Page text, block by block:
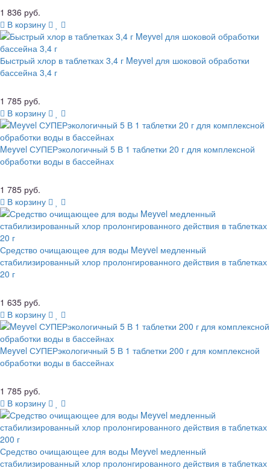
1 836 руб.
В корзину
Быстрый хлор в таблетках 3,4 г Meyvel для шоковой обработки
бассейна 3,4 г
1 785 руб.
В корзину
Meyvel СУПЕРэкологичный 5 В 1 таблетки 20 г для комплексной
обработки воды в бассейнах
1 785 руб.
В корзину
Средство очищающее для воды Meyvel медленный
стабилизированный хлор пролонгированного действия в таблетках
20 г
1 635 руб.
В корзину
Meyvel СУПЕРэкологичный 5 В 1 таблетки 200 г для комплексной
обработки воды в бассейнах
1 785 руб.
В корзину
Средство очищающее для воды Meyvel медленный
стабилизированный хлор пролонгированного действия в таблетках